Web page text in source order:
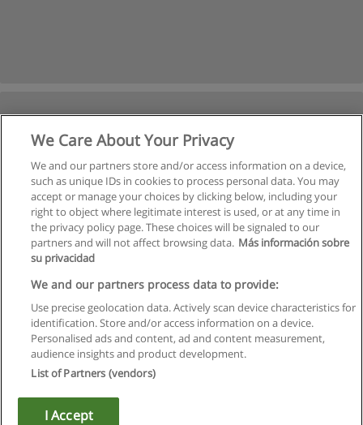
Следующая
из
Правила пользования
Конфиденциальность информации
We Care About Your Privacy
We and our partners store and/or access information on a device,
such as unique IDs in cookies to process personal data. You may
accept or manage your choices by clicking below, including your
right to object where legitimate interest is used, or at any time in
the privacy policy page. These choices will be signaled to our
partners and will not affect browsing data. Más información sobre
su privacidad
We and our partners process data to provide:
Use precise geolocation data. Actively scan device characteristics for
identification. Store and/or access information on a device.
Personalised ads and content, ad and content measurement,
audience insights and product development.
List of Partners (vendors)
I Accept